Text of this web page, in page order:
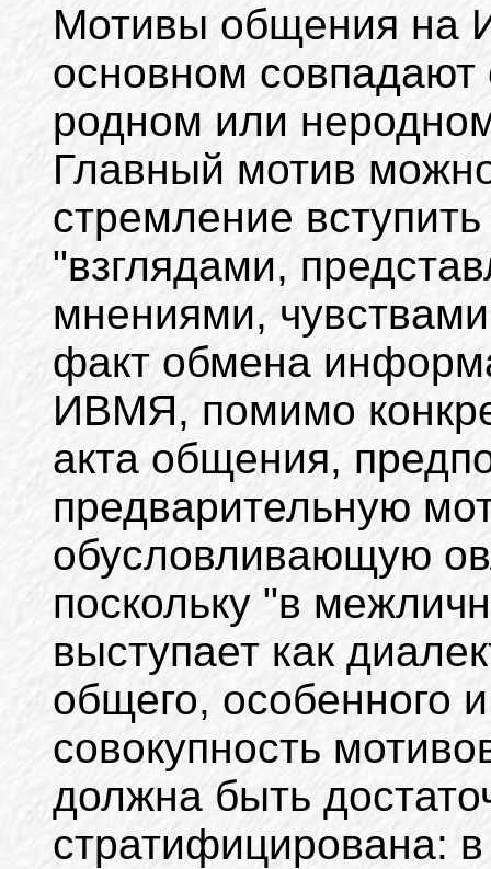
Мотивы общения на
основном
родном или
Главный мотив
стремление
"взглядами,
мнениями,
факт обмена
ИВМЯ, помимо
акта общения,
предварительную
обусловливающую
поскольку "в
выступает как
общего, особенного
совокупность
должна быть
стратифицирована: